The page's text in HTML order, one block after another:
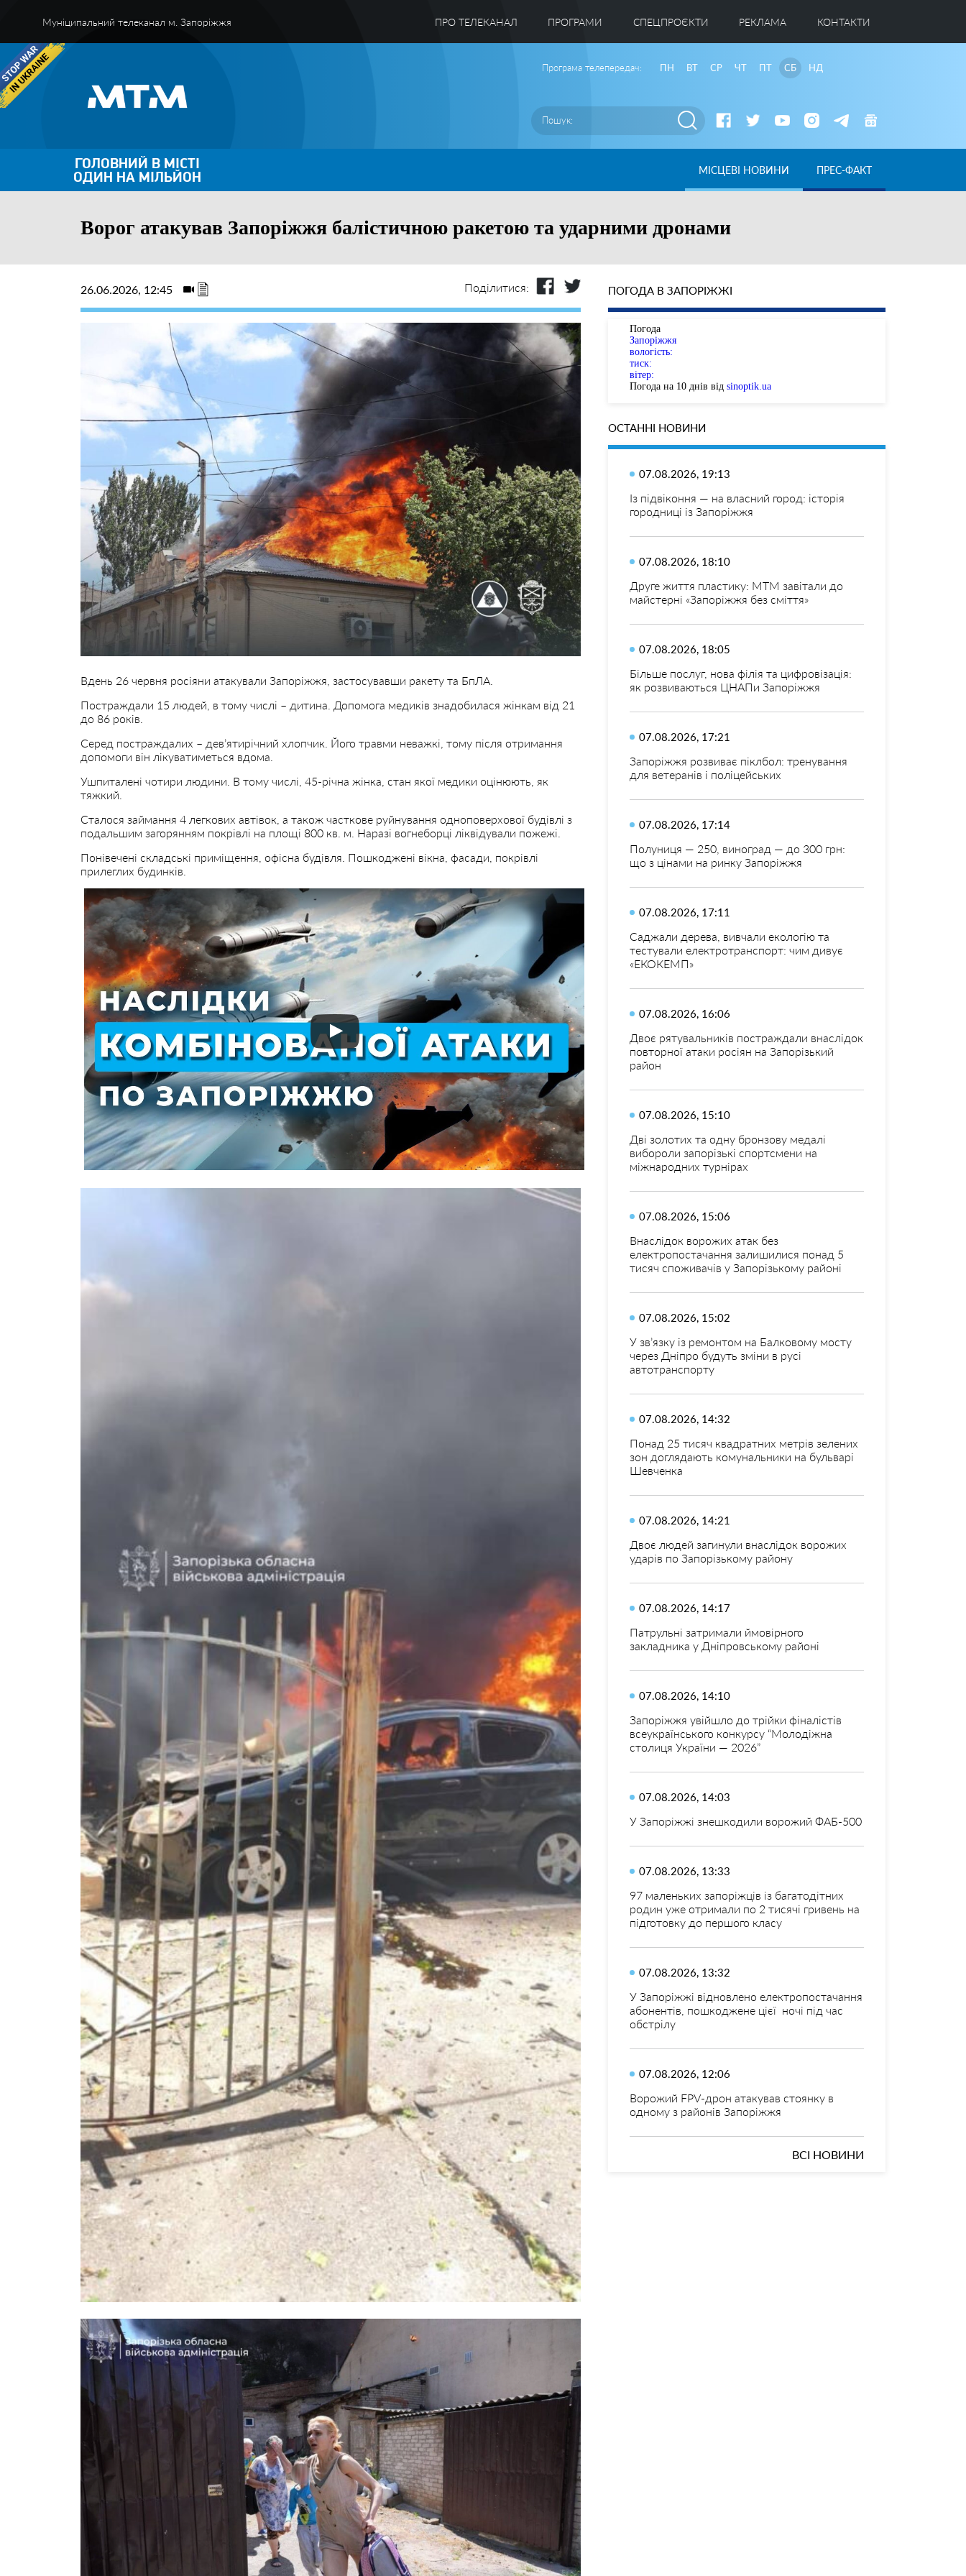
Муніципальний телеканал м. Запоріжжя ПРО ТЕЛЕКАНАЛ ПРОГРАМИ CПЕЦПРОЄКТИ РЕКЛАМА КОНТАКТИ
Програма телепередач: ПН ВТ СР ЧТ ПТ СБ НД
ГОЛОВНИЙ В МІСТІ
ОДИН НА МІЛЬЙОН МІСЦЕВІ НОВИНИ ПРЕС-ФАКТ
Ворог атакував Запоріжжя балістичною ракетою та ударними дронами
26.06.2026, 12:45 Поділитися:
Вдень 26 червня росіяни атакували Запоріжжя, застосувавши ракету та БпЛА.
Постраждали 15 людей, в тому числі – дитина. Допомога медиків знадобилася жінкам від 21
до 86 років.
Серед постраждалих – дев’ятирічний хлопчик. Його травми неважкі, тому після отримання
допомоги він лікуватиметься вдома.
Ушпиталені чотири людини. В тому числі, 45-річна жінка, стан якої медики оцінюють, як
тяжкий.
Сталося займання 4 легкових автівок, а також часткове руйнування одноповерхової будівлі з
подальшим загорянням покрівлі на площі 800 кв. м. Наразі вогнеборці ліквідували пожежі.
Понівечені складські приміщення, офісна будівля. Пошкоджені вікна, фасади, покрівлі
прилеглих будинків.
ПОГОДА В ЗАПОРІЖЖІ
Погода
Запоріжжя
вологість:
тиск:
вітер:
Погода на 10 днів від sinoptik.ua
ОСТАННІ НОВИНИ
07.08.2026, 19:13
Із підвіконня — на власний город: історія
городниці із Запоріжжя
07.08.2026, 18:10
Друге життя пластику: МТМ завітали до
майстерні «Запоріжжя без сміття»
07.08.2026, 18:05
Більше послуг, нова філія та цифровізація:
як розвиваються ЦНАПи Запоріжжя
07.08.2026, 17:21
Запоріжжя розвиває піклбол: тренування
для ветеранів і поліцейських
07.08.2026, 17:14
Полуниця — 250, виноград — до 300 грн:
що з цінами на ринку Запоріжжя
07.08.2026, 17:11
Саджали дерева, вивчали екологію та
тестували електротранспорт: чим дивує
«ЕКОКЕМП»
07.08.2026, 16:06
Двоє рятувальників постраждали внаслідок
повторної атаки росіян на Запорізький
район
07.08.2026, 15:10
Дві золотих та одну бронзову медалі
вибороли запорізькі спортсмени на
міжнародних турнірах
07.08.2026, 15:06
Внаслідок ворожих атак без
електропостачання залишилися понад 5
тисяч споживачів у Запорізькому районі
07.08.2026, 15:02
У зв’язку із ремонтом на Балковому мосту
через Дніпро будуть зміни в русі
автотранспорту
07.08.2026, 14:32
Понад 25 тисяч квадратних метрів зелених
зон доглядають комунальники на бульварі
Шевченка
07.08.2026, 14:21
Двоє людей загинули внаслідок ворожих
ударів по Запорізькому району
07.08.2026, 14:17
Патрульні затримали ймовірного
закладника у Дніпровському районі
07.08.2026, 14:10
Запоріжжя увійшло до трійки фіналістів
всеукраїнського конкурсу “Молодіжна
столиця України — 2026”
07.08.2026, 14:03
У Запоріжжі знешкодили ворожий ФАБ-500
07.08.2026, 13:33
97 маленьких запоріжців із багатодітних
родин уже отримали по 2 тисячі гривень на
підготовку до першого класу
07.08.2026, 13:32
У Запоріжжі відновлено електропостачання
абонентів, пошкоджене цієї ночі під час
обстрілу
07.08.2026, 12:06
Ворожий FPV-дрон атакував стоянку в
одному з районів Запоріжжя
ВСІ НОВИНИ